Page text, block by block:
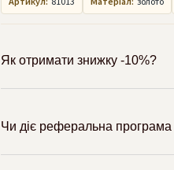
Як отримати знижку -10%?
Чи діє реферальна